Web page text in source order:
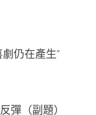
仍在產生”
（副題）